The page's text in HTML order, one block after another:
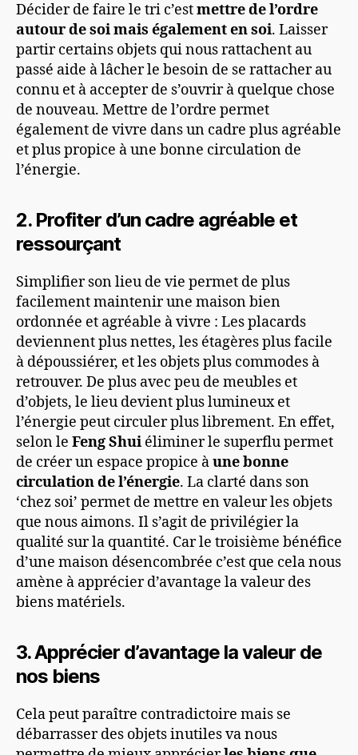
Décider de faire le tri c’estmettre de l’ordre
autour de soi mais également en soi. Laisser
partir certains objets qui nous rattachent au
passé aide à lâcher le besoin de se rattacher au
connu et à accepter de s’ouvrir à quelque chose
de nouveau. Mettre de l’ordre permet
également de vivre dans un cadre plus agréable
et plus propice à une bonne circulation de
l’énergie.
2. Profiter d’un cadre agréable et
ressourçant
Simplifier son lieu de vie permet de plus
facilement maintenir une maison bien
ordonnée et agréable à vivre : Les placards
deviennent plus nettes, les étagères plus facile
à dépoussiérer, et les objets plus commodes à
retrouver. De plus avec peu de meubles et
d’objets, le lieu devient plus lumineux et
l’énergie peut circuler plus librement. En effet,
selon le Feng Shui éliminer le superflu permet
de créer un espace propice àune bonne
circulation de l’énergie. La clarté dans son
‘chez soi’ permet de mettre en valeur les objets
que nous aimons. Il s’agit de privilégier la
qualité sur la quantité. Car le troisième bénéfice
d’une maison désencombrée c’est que cela nous
amène à apprécier d’avantage la valeur des
biens matériels.
3. Apprécier d’avantage la valeur de
nos biens
Cela peut paraître contradictoire mais se
débarrasser des objets inutiles va nous